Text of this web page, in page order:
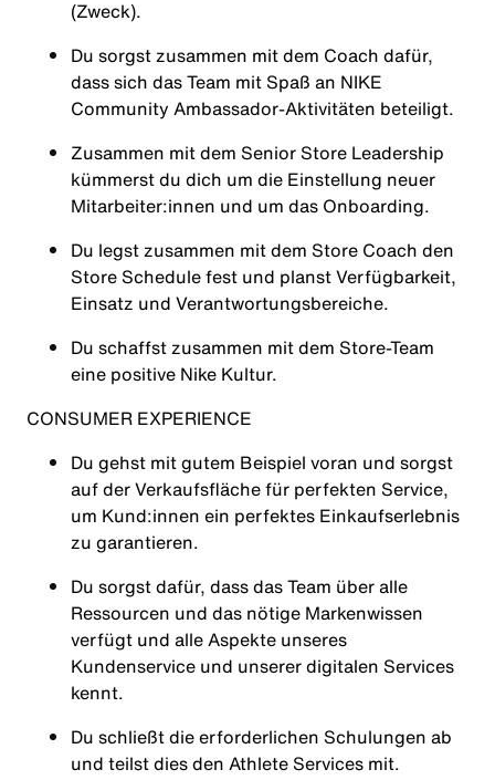
(Zweck).
Du sorgst zusammen mit dem Coach dafür,
dass sich das Team mit Spaß an NIKE
Community Ambassador-Aktivitäten beteiligt.
Zusammen mit dem Senior Store Leadership
kümmerst du dich um die Einstellung neuer
Mitarbeiter:innen und um das Onboarding.
Du legst zusammen mit dem Store Coach den
Store Schedule fest und planst Verfügbarkeit,
Einsatz und Verantwortungsbereiche.
Du schaffst zusammen mit dem Store-Team
eine positive Nike Kultur.
CONSUMER EXPERIENCE
Du gehst mit gutem Beispiel voran und sorgst
auf der Verkaufsfläche für perfekten Service,
um Kund:innen ein perfektes Einkaufserlebnis
zu garantieren.
Du sorgst dafür, dass das Team über alle
Ressourcen und das nötige Markenwissen
verfügt und alle Aspekte unseres
Kundenservice und unserer digitalen Services
kennt.
Du schließt die erforderlichen Schulungen ab
und teilst dies den Athlete Services mit.